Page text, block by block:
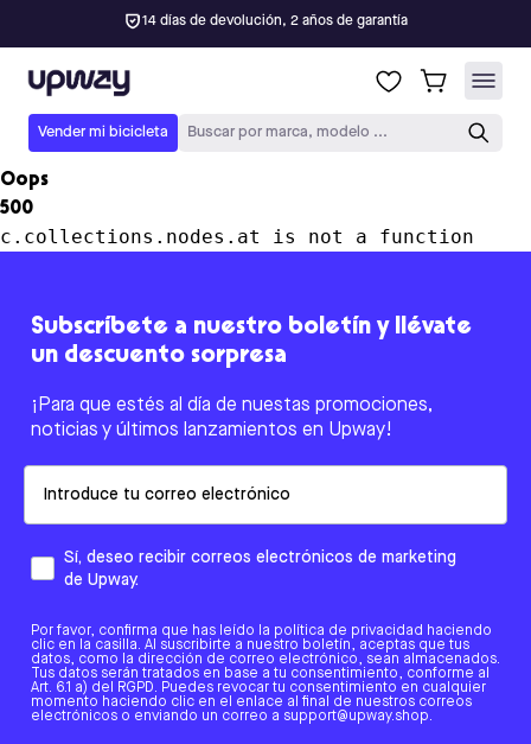
14 días de devolución, 2 años de garantía
Upway
Vender mi bicicleta Buscar por marca, modelo ...
Oops
500
c.collections.nodes.at is not a function
Subscríbete a nuestro boletín y llévate
un descuento sorpresa
¡Para que estés al día de nuestas promociones,
noticias y últimos lanzamientos en Upway!
Sí, deseo recibir correos electrónicos de marketing
de Upway.
Por favor, confirma que has leído la política de privacidad haciendo
clic en la casilla. Al suscribirte a nuestro boletín, aceptas que tus
datos, como la dirección de correo electrónico, sean almacenados.
Tus datos serán tratados en base a tu consentimiento, conforme al
Art. 6.1 a) del RGPD. Puedes revocar tu consentimiento en cualquier
momento haciendo clic en el enlace al final de nuestros correos
electrónicos o enviando un correo a support@upway.shop.